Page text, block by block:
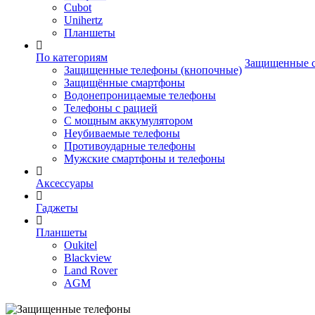
Cubot
Unihertz
Планшеты
По категориям
Защищенные телефоны (кнопочные)
Защищённые смартфоны
Водонепроницаемые телефоны
Телефоны с рацией
С мощным аккумулятором
Неубиваемые телефоны
Противоударные телефоны
Мужские смартфоны и телефоны
Аксессуары
Гаджеты
Планшеты
Oukitel
Blackview
Land Rover
AGM
Защищенные